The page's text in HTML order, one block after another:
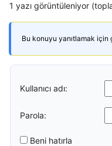
1 yazı görüntüleniyor
Bu konuyu yanıtlamak için
Kullanıcı adı:
Parola:
Beni hatırla